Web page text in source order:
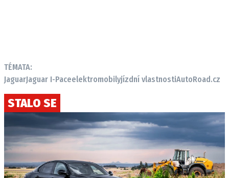
TÉMATA:
JaguarJaguar I-Paceelektromobilyjízdní vlastnostiAutoRoad.cz
STALO SE